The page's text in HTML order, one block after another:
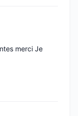
merci Je